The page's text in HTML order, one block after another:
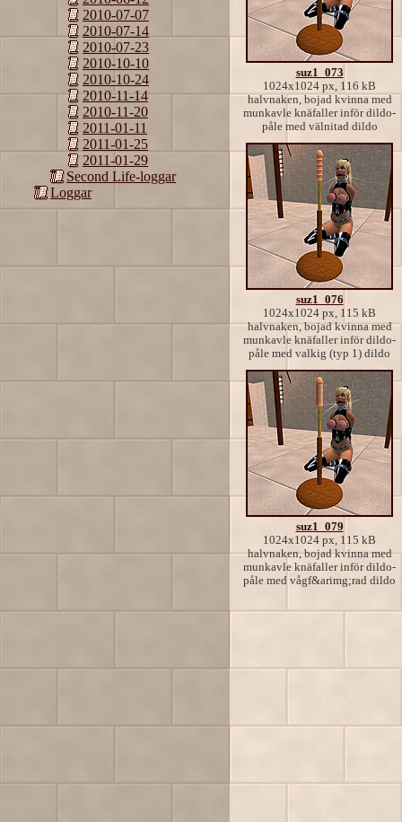
2010-07-07
2010-07-14
2010-07-23
2010-10-10
2010-10-24
2010-11-14
2010-11-20
2011-01-11
2011-01-25
2011-01-29
Second Life-loggar
Loggar
suz1_073
1024x1024 px, 116 kB
halvnaken, bojad kvinna med
munkavle knäfaller inför dildo-
påle med välnitad dildo
suz1_076
1024x1024 px, 115 kB
halvnaken, bojad kvinna med
munkavle knäfaller inför dildo-
påle med valkig (typ 1) dildo
suz1_079
1024x1024 px, 115 kB
halvnaken, bojad kvinna med
munkavle knäfaller inför dildo-
påle med vågf&arimg;rad dildo